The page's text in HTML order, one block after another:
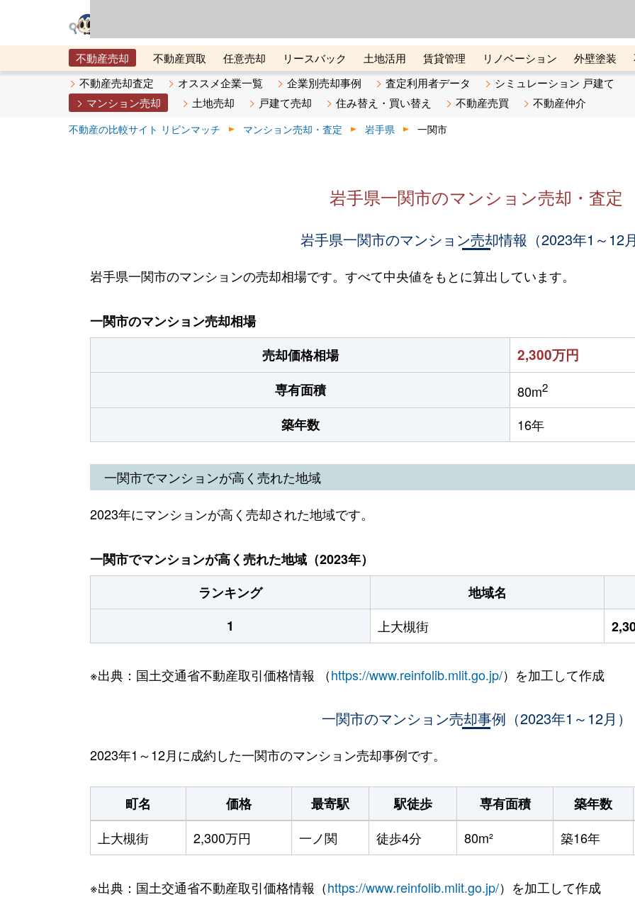
不動産売却 不動産買取 任意売却 リースバック 土地活用 賃貸管理 リノベーション 外壁塗装
メタ住宅展示場
ベスト不動産カンパニー オンライン講座 リビンマガジンBiz 不動産売却ご相談デスク
不動産売却査定 オススメ企業一覧 企業別売却事例 査定利用者データ
シミュレーション 戸建て
マンション売却
土地売却 戸建て売却 住み替え・買い替え 不動産売買 不動産仲介
不動産の比較サイト リビンマッチ マンション売却・査定 岩手県 一関市
岩手県一関市のマンション売却・査定
岩手県一関市のマンション売却情報（2023年1～12
岩手県一関市のマンションの売却相場です。すべて中央値をもとに算出しています。
一関市のマンション売却相場
売却価格相場
2,300万円
専有面積 80m2
築年数 16年
一関市でマンションが高く売れた地域
2023年にマンションが高く売却された地域です。
一関市でマンションが高く売れた地域（2023年）
ランキング
地域名
1
上大槻街
※出典：国土交通省不動産取引価格情報 （https://www.reinfolib.mlit.go.jp/）を加工して作成
一関市のマンション売却事例（2023年1～12月）
2023年1～12月に成約した一関市のマンション売却事例です。
町名 価格 最寄駅 駅徒歩 専有面積
築年数
上大槻街
2,300万円 一ノ関 徒歩4分 80m² 築16年
※出典：国土交通省不動産取引価格情報（https://www.reinfolib.mlit.go.jp/）を加工して作成